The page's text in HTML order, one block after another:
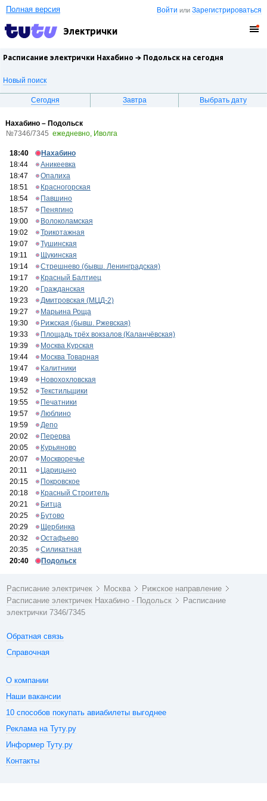
Войти илиЗарегистрироваться
Полная версия
Электрички
Расписание электрички Нахабино → Подольск на сегодня
Новый поиск
Сегодня Завтра Выбрать дату
Нахабино – Подольск
№7346/7345 ежедневно, Иволга
18:40
Нахабино
18:44
Аникеевка
18:47
Опалиха
18:51
Красногорская
18:54
Павшино
18:57
Пенягино
19:00
Волоколамская
19:02
Трикотажная
19:07
Тушинская
19:11
Щукинская
19:14
Стрешнево (бывш. Ленинградская)
19:17
Красный Балтиец
19:20
Гражданская
19:23
Дмитровская (МЦД-2)
19:27
Марьина Роща
19:30
Рижская (бывш. Ржевская)
19:33
Площадь трёх вокзалов (Каланчёвская)
19:39
Москва Курская
19:44
Москва Товарная
19:47
Калитники
19:49
Новохохловская
19:52
Текстильщики
19:55
Печатники
19:57
Люблино
19:59
Депо
20:02
Перерва
20:05
Курьяново
20:07
Москворечье
20:11
Царицыно
20:15
Покровское
20:18
Красный Строитель
20:21
Битца
20:25
Бутово
20:29
Щербинка
20:32
Остафьево
20:35
Силикатная
20:40
Подольск
Расписание электричек Москва
Рижское направление
Расписание электричек Нахабино - Подольск
Расписание
электрички 7346/7345
Обратная связь
Справочная
О компании
Наши вакансии
10 способов покупать авиабилеты выгоднее
Реклама на Туту.ру
Информер Туту.ру
Контакты